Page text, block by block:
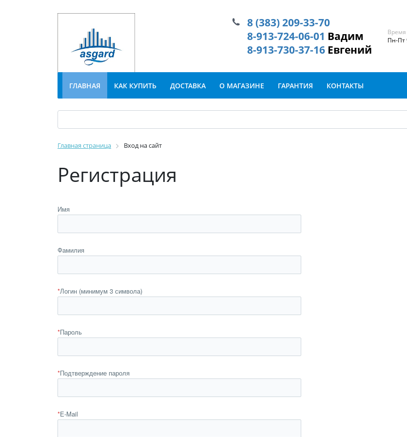
8 (383) 209-33-70
8-913-724-06-01 Вадим
8-913-730-37-16 Евгений
Время
Пн-Пт
ГЛАВНАЯ КАК КУПИТЬ ДОСТАВКА О МАГАЗИНЕ ГАРАНТИЯ КОНТАКТЫ
Главная страница Вход на сайт
Регистрация
Имя
Фамилия
*Логин (минимум 3 символа)
*Пароль
*Подтверждение пароля
*E-Mail